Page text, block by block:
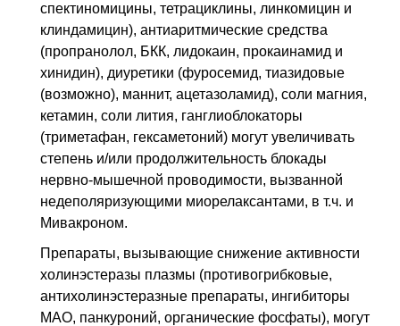
спектиномицины, тетрациклины, линкомицин и
клиндамицин), антиаритмические средства
(пропранолол, БКК, лидокаин, прокаинамид и
хинидин), диуретики (фуросемид, тиазидовые
(возможно), маннит, ацетазоламид), соли магния,
кетамин, соли лития, ганглиоблокаторы
(триметафан, гексаметоний) могут увеличивать
степень и/или продолжительность блокады
нервно-мышечной проводимости, вызванной
недеполяризующими миорелаксантами, в т.ч. и
Мивакроном.
Препараты, вызывающие снижение активности
холинэстеразы плазмы (противогрибковые,
антихолинэстеразные препараты, ингибиторы
МАО, панкуроний, органические фосфаты), могут